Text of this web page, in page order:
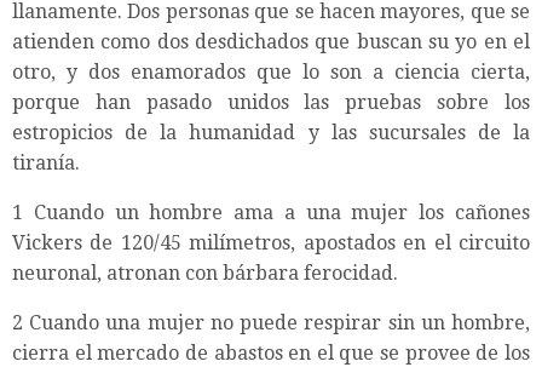
llanamente. Dos personas que se hacen mayores, que se
atienden como dos desdichados que buscan su yo en el
otro, y dos enamorados que lo son a ciencia cierta,
porque han pasado unidos las pruebas sobre los
estropicios de la humanidad y las sucursales de la
tiranía.
1 Cuando un hombre ama a una mujer los cañones
Vickers de 120/45 milímetros, apostados en el circuito
neuronal, atronan con bárbara ferocidad.
2 Cuando una mujer no puede respirar sin un hombre,
cierra el mercado de abastos en el que se provee de los